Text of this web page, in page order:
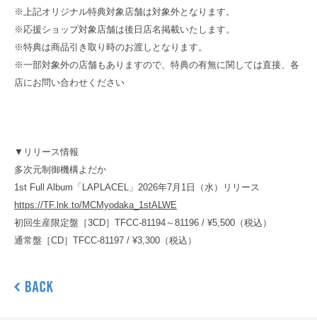
※上記オリジナル特典対象店舗は対象外となります。
※応援ショップ対象店舗は後日店名掲載いたします。
※特典は商品引き取り時のお渡しとなります。
※一部対象外の店舗もありますので、特典の有無に関しては直接、各
店にお問い合わせください
▼リリース情報
多次元制御機構よだか
1st Full Album「LAPLACEL」 2026年7月1日（水）リリース
https://TF.lnk.to/MCMyodaka_1stALWE
初回生産限定盤［3CD］TFCC-81194～81196 / ¥5,500（税込）
通常盤［CD］TFCC-81197 / ¥3,300（税込）